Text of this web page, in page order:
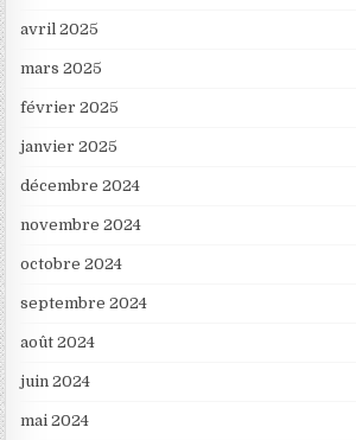
avril 2025
mars 2025
février 2025
janvier 2025
décembre 2024
novembre 2024
octobre 2024
septembre 2024
août 2024
juin 2024
mai 2024